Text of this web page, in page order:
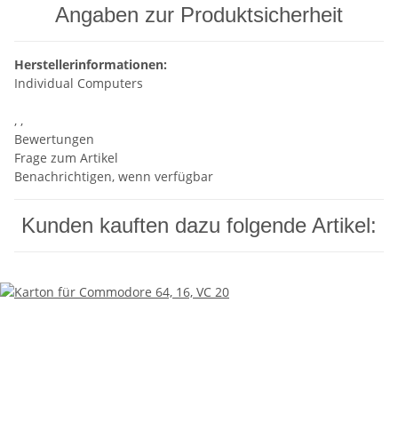
Angaben zur Produktsicherheit
Herstellerinformationen:
Individual Computers
, ,
Bewertungen
Frage zum Artikel
Benachrichtigen, wenn verfügbar
Kunden kauften dazu folgende Artikel: